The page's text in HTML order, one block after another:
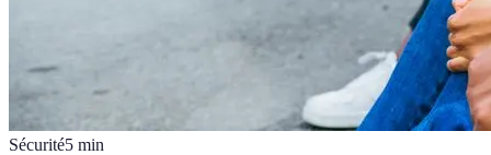
Sécurité5 min